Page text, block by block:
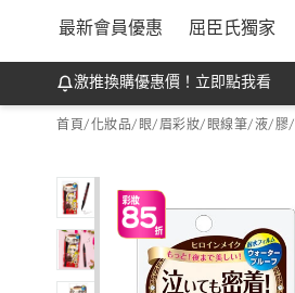
最新會員優惠 屈臣氏獨家
激推換購優惠價！立即點我看
首頁/化妝品/ 眼/眉彩妝/ 眼線筆/液/膠/